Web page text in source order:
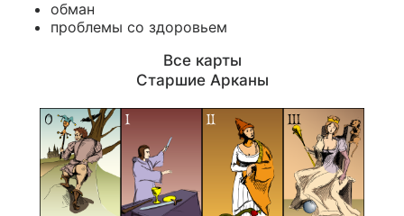
обман
проблемы со здоровьем
Все карты
Старшие Арканы